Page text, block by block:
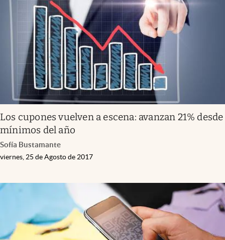
Los cupones vuelven a escena: avanzan 21% desde
mínimos del año
Sofía Bustamante
viernes, 25 de Agosto de 2017